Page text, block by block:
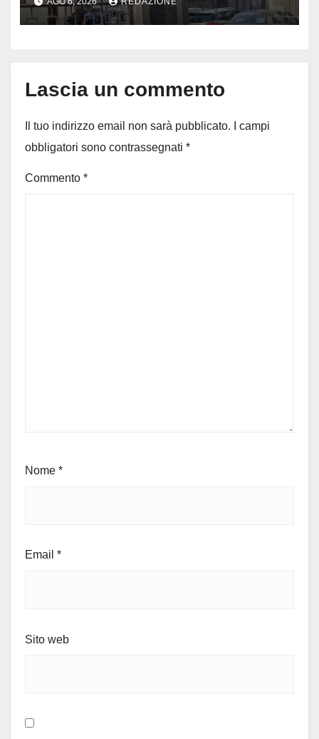
l’autopsia
Lascia un commento
Il tuo indirizzo email non sarà pubblicato.
I campi
obbligatori sono contrassegnati *
Commento *
Nome *
Email *
Sito web